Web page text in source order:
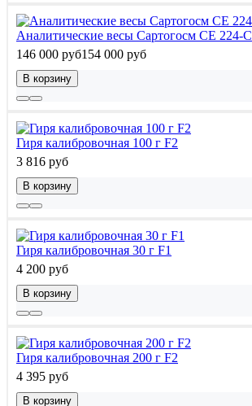
Аналитические весы Сартогосм СЕ 224-С
146 000 руб154 000 руб
В корзину
Гиря калибровочная 100 г F2
3 816 руб
В корзину
Гиря калибровочная 30 г F1
4 200 руб
В корзину
Гиря калибровочная 200 г F2
4 395 руб
В корзину